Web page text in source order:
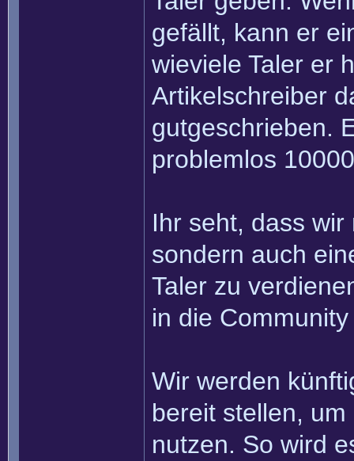
gefällt, kann er
wieviele Taler er
Artikelschreiber
gutgeschrieben.
problemlos
Ihr seht, dass
sondern auch
Taler zu
in die
Wir werden
bereit stellen,
nutzen. So wird